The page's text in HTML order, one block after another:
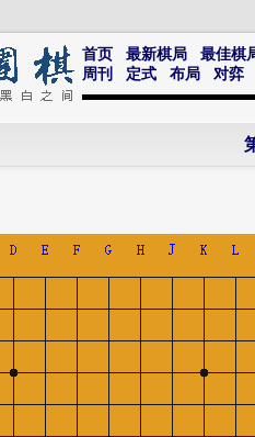
首页 最新棋局
最佳棋
周刊
定式 布局 对弈